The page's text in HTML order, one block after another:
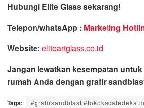
Hubungi Elite Glass sekarang!
Telepon/whatsApp : Marketing
Website: eliteartglass.co.id
Jangan lewatkan kesempatan
rumah Anda dengan grafir
Tags:
#grafirsandblast